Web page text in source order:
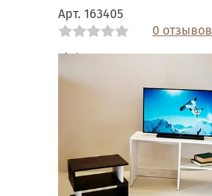
Арт. 163405
0 отзывов
Link
Link
Link